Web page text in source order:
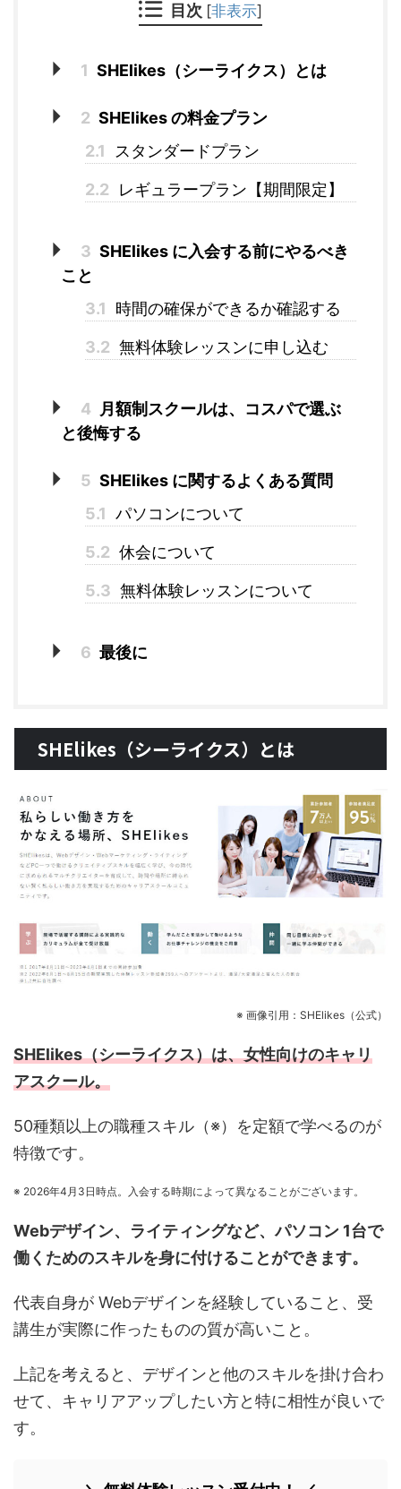
目次 [非表示]
1 SHElikes（シーライクス）とは
2 SHElikes の料金プラン
2.1
スタンダードプラン
2.2 レギュラープラン【期間限定】
3 SHElikes に入会する前にやるべき
こと
3.1
時間の確保ができるか確認する
3.2 無料体験レッスンに申し込む
4
月額制スクールは、コスパで選ぶ
と後悔する
5 SHElikes に関するよくある質問
5.1 パソコンについて
5.2 休会について
5.3 無料体験レッスンについて
6 最後に
SHElikes（シーライクス）とは
※ 画像引用：SHElikes（公式）
SHElikes（シーライクス）は、女性向けのキャリ
アスクール。
50種類以上の職種スキル（※）を定額で学べるのが
特徴です。
※ 2026年4月3日時点。入会する時期によって異なることがございます。
Webデザイン、ライティングなど、パソコン 1台で
働くためのスキルを身に付けることができます。
代表自身が Webデザインを経験していること、受
講生が実際に作ったものの質が高いこと。
上記を考えると、デザインと他のスキルを掛け合わ
せて、キャリアアップしたい方と特に相性が良いで
す。